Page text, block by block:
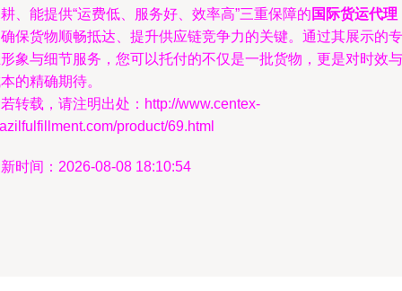
、能提供“运费低、服务好、效率高”三重保障的 国际货运代理
保货物顺畅抵达、提升供应链竞争力的关键。通过其展示的专
象与细节服务，您可以托付的不仅是一批货物，更是对时效与
的精确期待。
转载，请注明出处：http://www.centex-
product/69.html
时间：2026-08-08 18:10:54